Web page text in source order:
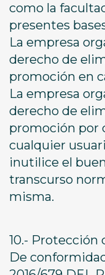
como la
presentes
La empresa
derecho de
promoción en
La empresa
derecho de
promoción por
cualquier
inutilice el
transcurso
misma.
10.- Protección
De